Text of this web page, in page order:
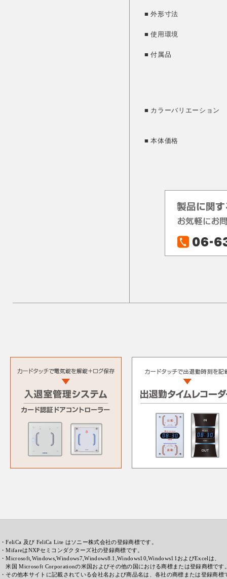
■ 外形寸法
■ 使用環境
■ 付属品
■ カラーバリエーション
■ 本体価格
・FeliCa 及び FeliCa Lite はソニー株式会社の登録商標です。
・MifareはNXPセミコンダクターズ社の登録商標です。
・Microsoft,Windows,Windows7,Windows8.1,Windows10,Windows11およびExcelは、
米国 Microsoft Corporationの米国およびその他の国における商標または登録商標です
・その他本サイトに記載されている会社名および商品名は、各社の商標または登録商標